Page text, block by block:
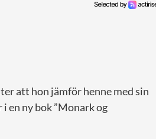
att hon jämför henne med sin
en ny bok ”Monark og